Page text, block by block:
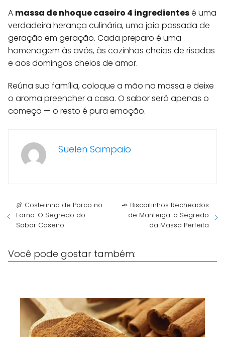
A massa de nhoque caseiro 4 ingredientesé uma
verdadeira herança culinária, uma joia passada de
geração em geração. Cada preparo é uma
homenagem às avós, às cozinhas cheias de risadas
e aos domingos cheios de amor.
Reúna sua família, coloque a mão na massa e deixe
o aroma preencher a casa. O sabor será apenas o
começo — o resto é pura emoção.
Suelen Sampaio
🍖 Costelinha de Porco no
Forno: O Segredo do
Sabor Caseiro
🧈 Biscoitinhos Recheados
de Manteiga: o Segredo
da Massa Perfeita
Você pode gostar também: